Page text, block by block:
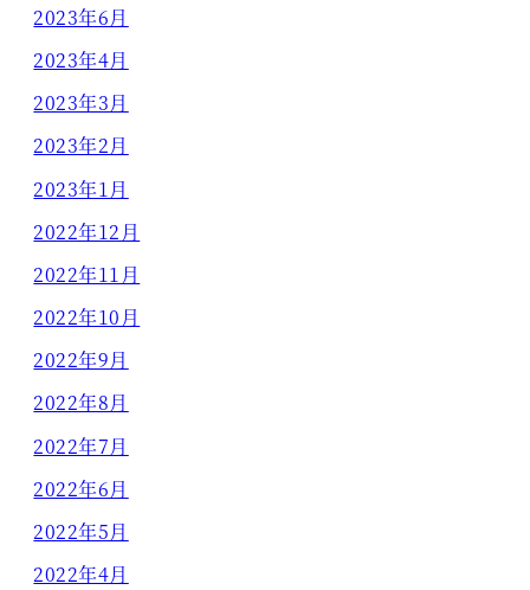
2023年6月
2023年4月
2023年3月
2023年2月
2023年1月
2022年12月
2022年11月
2022年10月
2022年9月
2022年8月
2022年7月
2022年6月
2022年5月
2022年4月